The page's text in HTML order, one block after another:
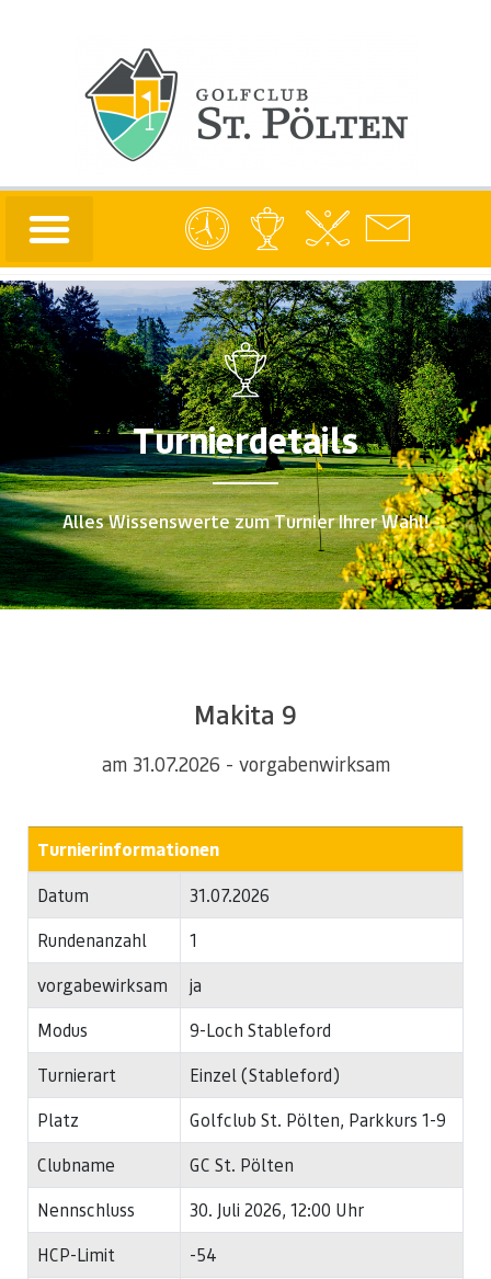
Turnierdetails
Alles Wissenswerte zum Turnier Ihrer Wahl!
Makita 9
am 31.07.2026 - vorgabenwirksam
Turnierinformationen
Datum
31.07.2026
Rundenanzahl
1
vorgabewirksam
ja
Modus
9-Loch Stableford
Turnierart
Einzel (Stableford)
Platz
Golfclub St. Pölten, Parkkurs 1-9
Clubname
GC St. Pölten
Nennschluss
30. Juli 2026, 12:00 Uhr
HCP-Limit
-54